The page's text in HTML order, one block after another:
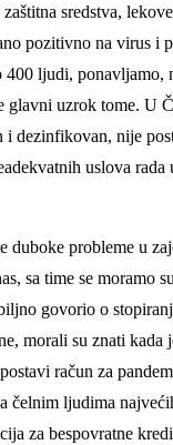
sredstva,
pozitivno na virus i
ljudi,
uzrok tome. U
dezinfikovan, nije
uslova rada
duboke probleme u
sa time se moramo
govorio o
morali su znati
račun za
čelnim ljudima
za bespovratne